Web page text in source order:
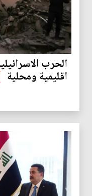
الحرب
اقليمية ومحلية